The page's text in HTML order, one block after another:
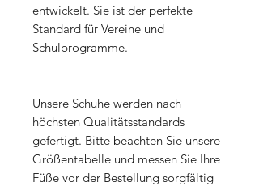
entwickelt. Sie ist der perfekte
Standard für Vereine und
Schulprogramme.
Unsere Schuhe werden nach
höchsten Qualitätsstandards
gefertigt. Bitte beachten Sie unsere
Größentabelle und messen Sie Ihre
Füße vor der Bestellung sorgfältig